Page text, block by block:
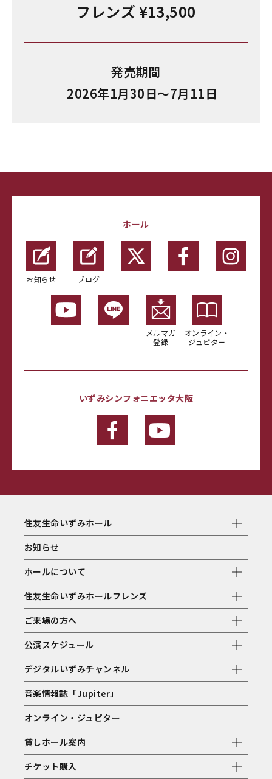
フレンズ ¥13,500
発売期間
2026年1月30日～7月11日
ホール
お知らせ ブログ
メルマガ
登録
オンライン・
ジュピター
いずみシンフォニエッタ大阪
住友生命いずみホール
お知らせ
ホールについて
住友生命いずみホールフレンズ
ご来場の方へ
公演スケジュール
デジタルいずみチャンネル
音楽情報誌「Jupiter」
オンライン・ジュピター
貸しホール案内
チケット購入